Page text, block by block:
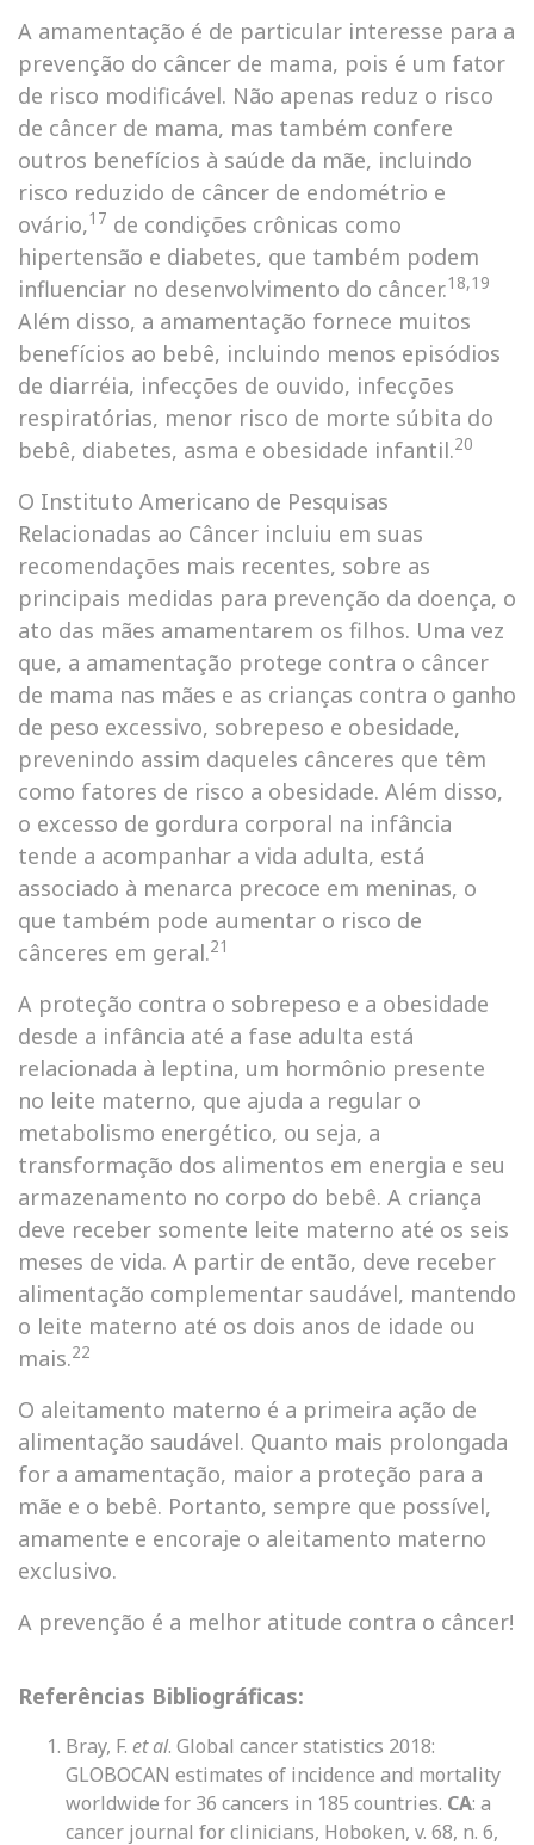
A amamentação é de particular interesse para a
prevenção do câncer de mama, pois é um fator
de risco modificável. Não apenas reduz o risco
de câncer de mama, mas também confere
outros benefícios à saúde da mãe, incluindo
risco reduzido de câncer de endométrio e
ovário,17 de condições crônicas como
hipertensão e diabetes, que também podem
influenciar no desenvolvimento do câncer.18,19
Além disso, a amamentação fornece muitos
benefícios ao bebê, incluindo menos episódios
de diarréia, infecções de ouvido, infecções
respiratórias, menor risco de morte súbita do
bebê, diabetes, asma e obesidade infantil.20
O Instituto Americano de Pesquisas
Relacionadas ao Câncer incluiu em suas
recomendações mais recentes, sobre as
principais medidas para prevenção da doença, o
ato das mães amamentarem os filhos. Uma vez
que, a amamentação protege contra o câncer
de mama nas mães e as crianças contra o ganho
de peso excessivo, sobrepeso e obesidade,
prevenindo assim daqueles cânceres que têm
como fatores de risco a obesidade. Além disso,
o excesso de gordura corporal na infância
tende a acompanhar a vida adulta, está
associado à menarca precoce em meninas, o
que também pode aumentar o risco de
cânceres em geral.21
A proteção contra o sobrepeso e a obesidade
desde a infância até a fase adulta está
relacionada à leptina, um hormônio presente
no leite materno, que ajuda a regular o
metabolismo energético, ou seja, a
transformação dos alimentos em energia e seu
armazenamento no corpo do bebê. A criança
deve receber somente leite materno até os seis
meses de vida. A partir de então, deve receber
alimentação complementar saudável, mantendo
o leite materno até os dois anos de idade ou
mais.22
O aleitamento materno é a primeira ação de
alimentação saudável. Quanto mais prolongada
for a amamentação, maior a proteção para a
mãe e o bebê. Portanto, sempre que possível,
amamente e encoraje o aleitamento materno
exclusivo.
A prevenção é a melhor atitude contra o câncer!
Referências Bibliográficas:
Bray, F. et al. Global cancer statistics 2018:
GLOBOCAN estimates of incidence and mortality
worldwide for 36 cancers in 185 countries. CA: a
cancer journal for clinicians, Hoboken, v. 68, n. 6,